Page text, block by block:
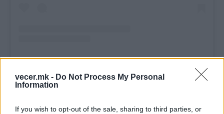
vecer.mk - Do Not Process My Personal
Information
If you wish to opt-out of the sale, sharing to third parties, or
Подоцна, сите благородници, без разлика дали
нарекуваат луѓе со сина крв. Денес во Шпанија